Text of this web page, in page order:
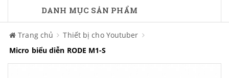
DANH MỤC SẢN PHẨM
Trang chủ
Thiết bị cho Youtuber
Micro biểu diễn RODE M1-S